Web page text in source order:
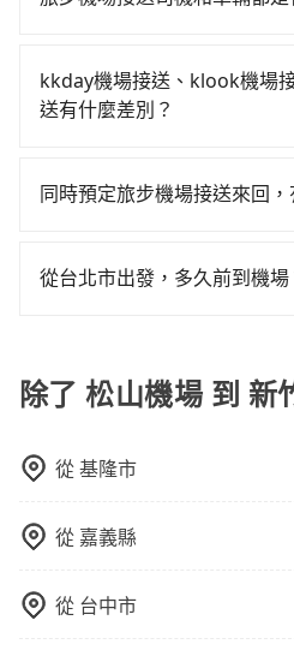
而不預約包車，不僅每人至少
更會額外浪費41分鐘在轉乘與
大的七人座或九人座可供選擇
病的就是車況，打開車門才發
但上一位用戶卻遲遲尚未歸還
便，但實際使用時還是有其區
選擇。
享95折等優惠。
法的R牌租賃車和T牌多元計
牌車，且所有司機均經過嚴格
kkday機場接送、klook機場
送有什麼差別？
和專業服務，並提供線上客服
司機的服務質量。
同時預定旅步機場接送來回，
同時，勾選「 預定來回，價錢
從台北市出發，多久前到機場
都很順暢，但如果你搭機的時
尖峰時段、甚至連假前後，那
除了 松山機場 到
從基隆市
從 嘉義縣
從 台中市